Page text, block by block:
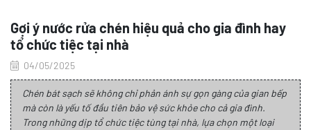
Gợi ý nước rửa chén hiệu quả cho gia đình hay
tổ chức tiệc tại nhà
04/05/2025
Chén bát sạch sẽ không chỉ phản ánh sự gọn gàng của gian bếp
mà còn là yếu tố đầu tiên bảo vệ sức khỏe cho cả gia đình.
Trong những dịp tổ chức tiệc tùng tại nhà, lựa chọn một loại